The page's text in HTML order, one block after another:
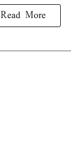
Read More